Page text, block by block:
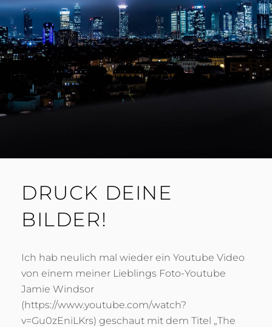
DRUCK DEINE
BILDER!
Ich hab neulich mal wieder ein Youtube Video
von einem meiner Lieblings Foto-Youtube
Jamie Windsor
(https://www.youtube.com/watch?
v=Gu0zEniLKrs) geschaut mit dem Titel „The